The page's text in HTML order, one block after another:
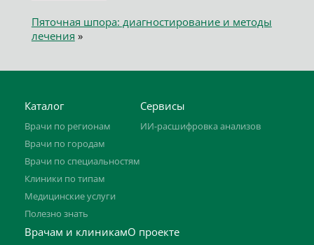
Пяточная шпора: диагностирование и методы
лечения »
Каталог
Врачи по регионам
Врачи по городам
Врачи по специальностям
Клиники по типам
Медицинские услуги
Полезно знать
Сервисы
ИИ-расшифровка анализов
Врачам и клиникамО проекте